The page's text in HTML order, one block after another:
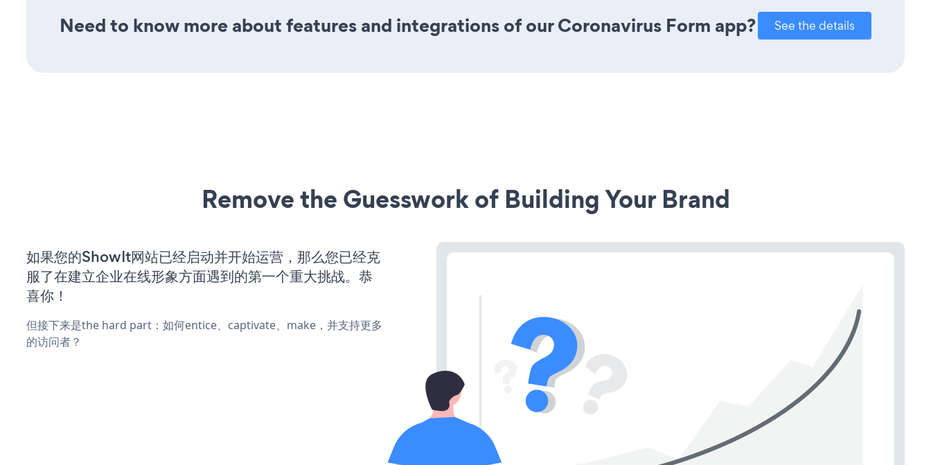
Need to know more about features and integrations of our Coronavirus Form app? See the details
Remove the Guesswork of Building Your Brand
如果您的ShowIt网站已经启动并开始运营，那么您已经克
服了在建立企业在线形象方面遇到的第一个重大挑战。恭
喜你！
但接下来是the hard part：如何entice、captivate、make，并支持更多
的访问者？